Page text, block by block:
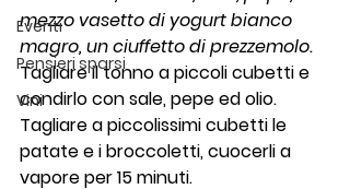
Eventi
Pensieri sparsi
Vini
mezzo vasetto di yogurt bianco
magro, un ciuffetto di prezzemolo.
Tagliare il tonno a piccoli cubetti e
condirlo con sale, pepe ed olio.
Tagliare a piccolissimi cubetti le
patate e i broccoletti, cuocerli a
vapore per 15 minuti.